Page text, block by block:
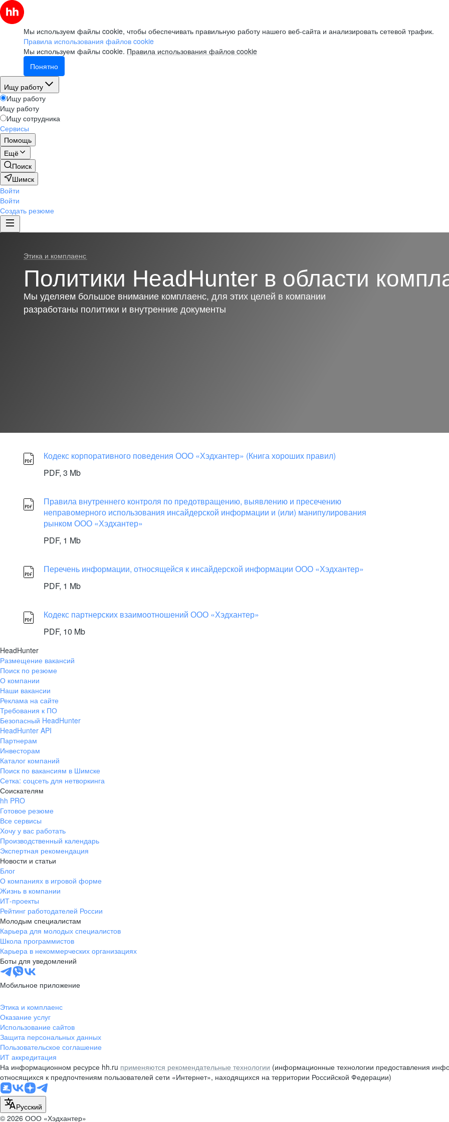
Мы используем файлы cookie, чтобы обеспечивать правильную работу нашего веб-сайта и анализировать сетевой трафик.
Правила использования файлов cookie
Мы используем файлы cookie. Правила использования файлов cookie
Понятно
Ищу работу
Ищу работу
Ищу работу
Ищу сотрудника
Сервисы
Помощь
Ещё
Поиск
Шимск
Войти
Войти
Создать резюме
Этика и комплаенс
Политики HeadHunter в области
Мы уделяем большое внимание комплаенс, для этих целей в компании
разработаны политики и внутренние документы
Кодекс корпоративного поведения ООО «Хэдхантер» (Книга хороших правил)
PDF, 3 Mb
Правила внутреннего контроля по предотвращению, выявлению и пресечению
неправомерного использования инсайдерской информации и (или) манипулирования
рынком ООО «Хэдхантер»
PDF, 1 Mb
Перечень информации, относящейся к инсайдерской информации ООО «Хэдхантер»
PDF, 1 Mb
Кодекс партнерских взаимоотношений ООО «Хэдхантер»
PDF, 10 Mb
HeadHunter
Размещение вакансий
Поиск по резюме
О компании
Наши вакансии
Реклама на сайте
Требования к ПО
Безопасный HeadHunter
HeadHunter API
Партнерам
Инвесторам
Каталог компаний
Поиск по вакансиям в Шимске
Сетка: соцсеть для нетворкинга
Соискателям
hh PRO
Готовое резюме
Все сервисы
Хочу у вас работать
Производственный календарь
Экспертная рекомендация
Новости и статьи
Блог
О компаниях в игровой форме
Жизнь в компании
ИТ-проекты
Рейтинг работодателей России
Молодым специалистам
Карьера для молодых специалистов
Школа программистов
Карьера в некоммерческих организациях
Боты для уведомлений
Мобильное приложение
Этика и комплаенс
Оказание услуг
Использование сайтов
Защита персональных данных
Пользовательское соглашение
ИТ аккредитация
На информационном ресурсе hh.ru применяются рекомендательные технологии (информационные технологии предоставления
относящихся к предпочтениям пользователей сети «Интернет», находящихся на территории Российской Федерации)
Русский
© 2026 ООО «Хэдхантер»